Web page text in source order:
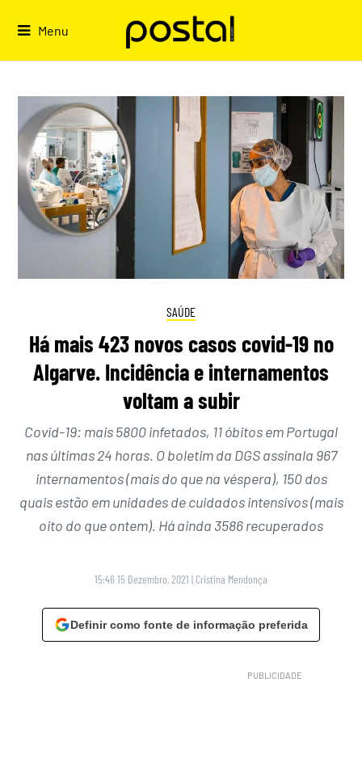
Menu
SAÚDE
Há mais 423 novos casos covid-19 no
Algarve. Incidência e internamentos
voltam a subir
Covid-19: mais 5800 infetados, 11 óbitos em Portugal
nas últimas 24 horas. O boletim da DGS assinala 967
internamentos (mais do que na véspera), 150 dos
quais estão em unidades de cuidados intensivos (mais
oito do que ontem). Há ainda 3586 recuperados
15:46 15 Dezembro, 2021 | Cristina Mendonça
Definir como fonte de informação preferida